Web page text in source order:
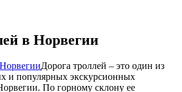
в Норвегии
Дорога троллей – это один из
и популярных экскурсионных
По горному склону ее